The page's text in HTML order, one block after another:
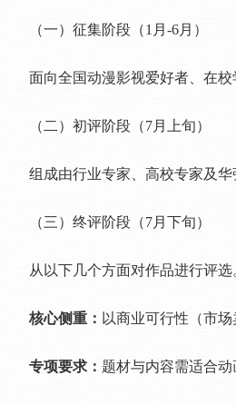
（一）征集阶段（1月-6月）
面向全国动漫影视爱好者、在校学
（二）初评阶段（7月上旬）
组成由行业专家、高校专家及华
（三）终评阶段（7月下旬）
从以下几个方面对作品进行评选
核心侧重： 以商业可行性（市
专项要求： 题材与内容需适合动